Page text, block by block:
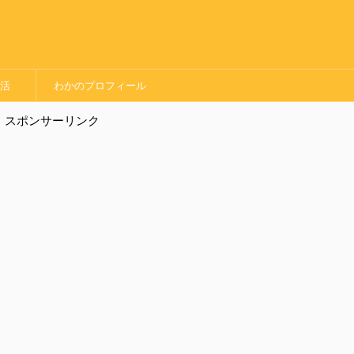
わかのプロフィール
スポンサーリンク